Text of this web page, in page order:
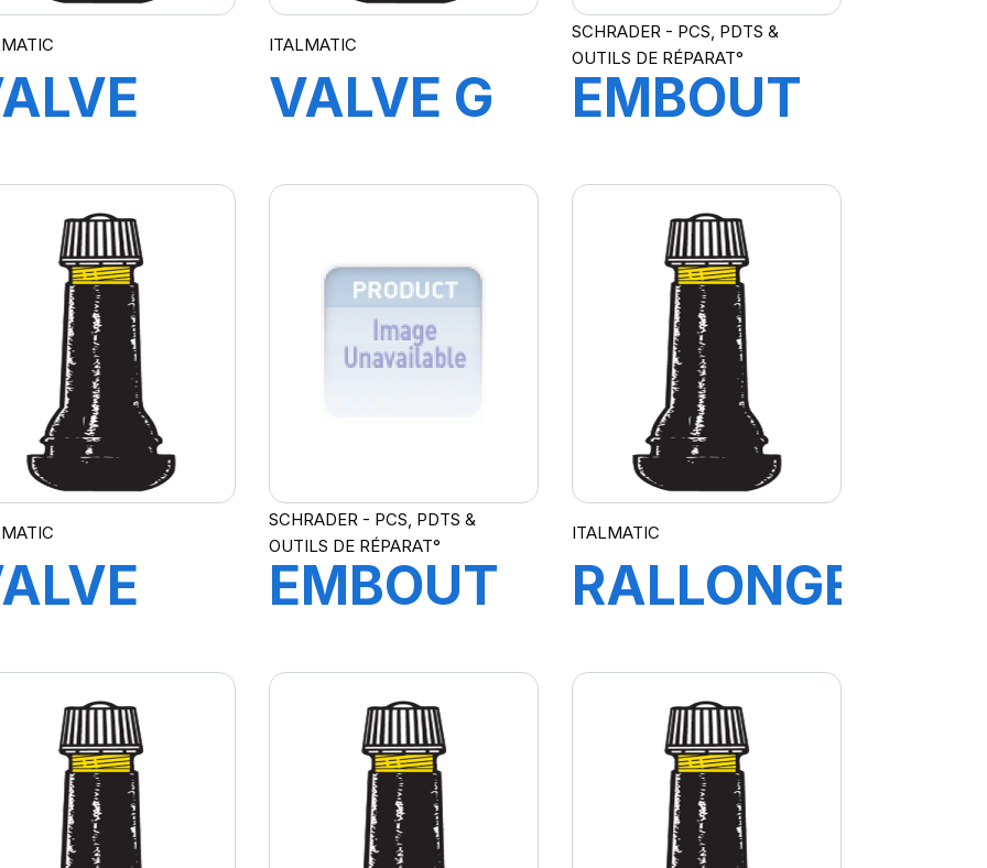
ITALMATIC
VALVE G
SCHRADER - PCS, PDTS &
OUTILS DE RÉPARAT°
EMBOUT
PIPE
VL/PL R-
0038-1
SCHRADER - PCS, PDTS &
OUTILS DE RÉPARAT°
EMBOUT
PIPE GC
R-0904-1
ITALMATIC
RALLONGE